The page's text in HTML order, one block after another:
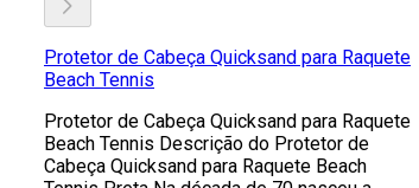
Protetor de Cabeça Quicksand para Raquete
Beach Tennis
Protetor de Cabeça Quicksand para Raquete
Beach Tennis Descrição do Protetor de
Cabeça Quicksand para Raquete Beach